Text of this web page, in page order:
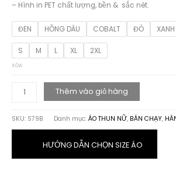
– Hình in PET chất lượng, bền & sắc nét.
ĐEN HỒNG DÂU COBALT ĐỎ XANH
S M L XL 2XL
XÓA
TIẾT
CHỮ
Thêm vào giỏ hàng
SKU: S79B Danh mục: ÁO THUN NỮ, BÁN CHẠY,
HƯỚNG DẪN CHỌN SIZE ÁO